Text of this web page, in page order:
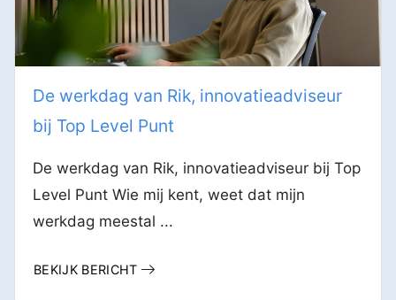
De werkdag van Rik, innovatieadviseur
bij Top Level Punt
De werkdag van Rik, innovatieadviseur bij Top
Level Punt Wie mij kent, weet dat mijn
werkdag meestal ...
BEKIJK BERICHT